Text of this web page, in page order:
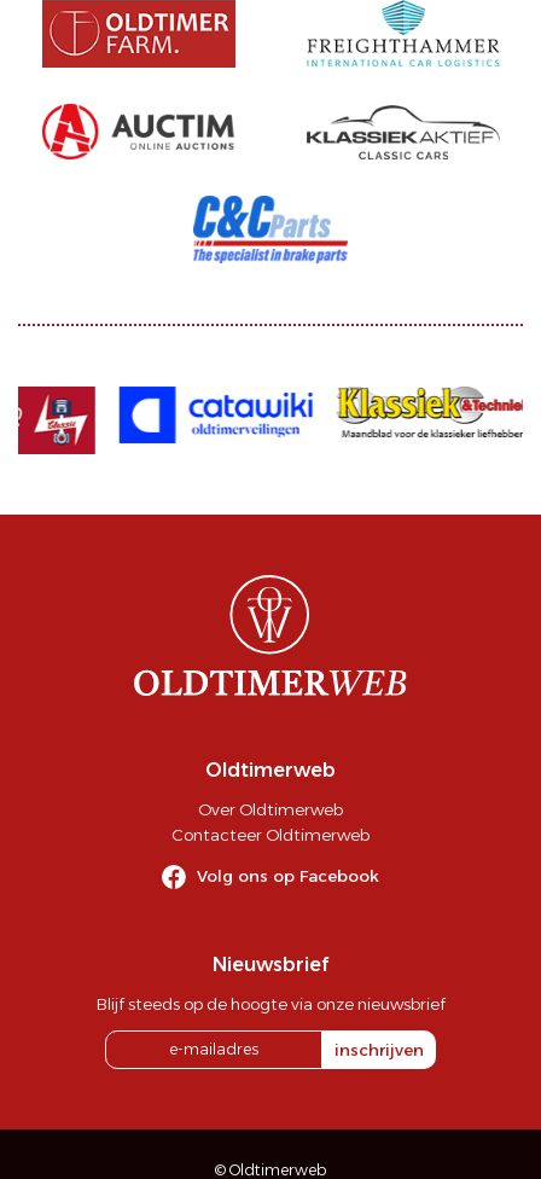
Oldtimerweb
Over Oldtimerweb
Contacteer Oldtimerweb
Volg ons op Facebook
Nieuwsbrief
Blijf steeds op de hoogte via onze nieuwsbrief
inschrijven
© Oldtimerweb